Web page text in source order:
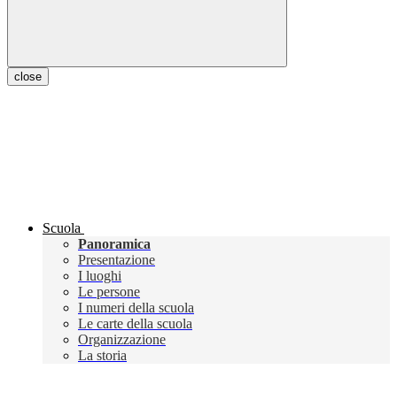
close
Scuola
Panoramica
Presentazione
I luoghi
Le persone
I numeri della scuola
Le carte della scuola
Organizzazione
La storia